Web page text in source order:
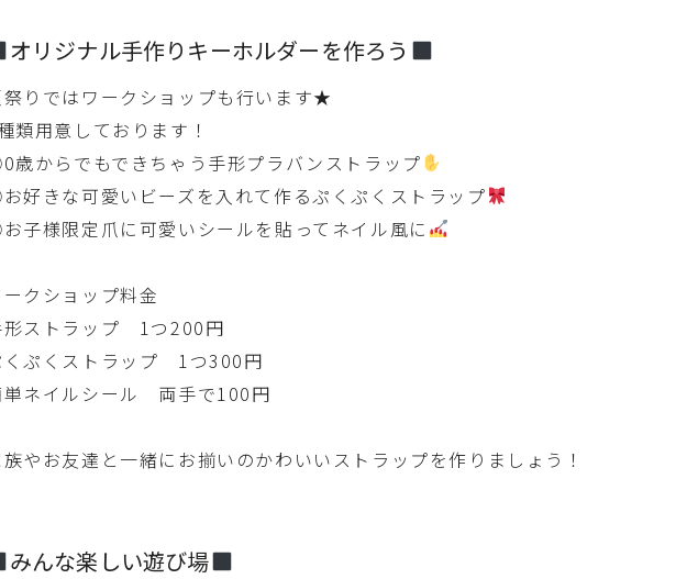
オリジナル手作りキーホルダーを作ろう
りではワークショップも行います★
類用意しております！
歳からでもできちゃう手形プラバンストラップ
好きな可愛いビーズを入れて作るぷくぷくストラップ
子様限定爪に可愛いシールを貼ってネイル風に
ークショップ料金
形ストラップ 1つ200円
くぷくストラップ 1つ300円
単ネイルシール 両手で100円
族やお友達と一緒にお揃いのかわいいストラップを作りましょう！
みんな楽しい遊び場